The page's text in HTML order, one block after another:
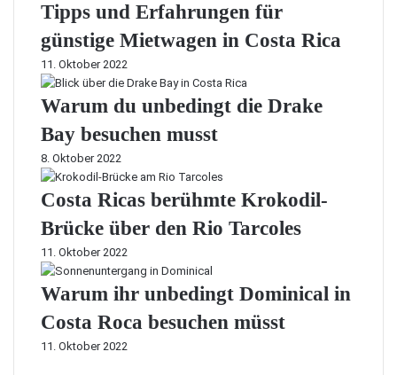
Tipps und Erfahrungen für
günstige Mietwagen in Costa Rica
11. Oktober 2022
Warum du unbedingt die Drake
Bay besuchen musst
8. Oktober 2022
Costa Ricas berühmte Krokodil-
Brücke über den Rio Tarcoles
11. Oktober 2022
Warum ihr unbedingt Dominical in
Costa Roca besuchen müsst
11. Oktober 2022